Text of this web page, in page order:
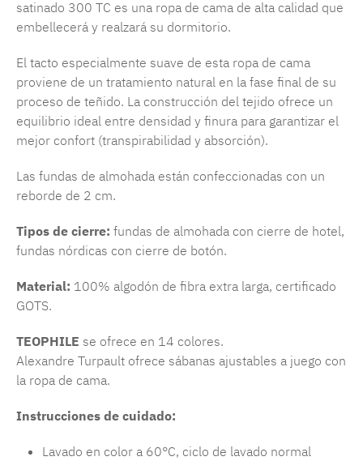
satinado 300 TC es una ropa de cama de alta calidad que
embellecerá y realzará su dormitorio.
El tacto especialmente suave de esta ropa de cama
proviene de un tratamiento natural en la fase final de su
proceso de teñido. La construcción del tejido ofrece un
equilibrio ideal entre densidad y finura para garantizar el
mejor confort (transpirabilidad y absorción).
Las fundas de almohada están confeccionadas con un
reborde de 2 cm.
Tipos de cierre: fundas de almohada con cierre de hotel,
fundas nórdicas con cierre de botón.
Material: 100% algodón de fibra extra larga, certificado
GOTS.
TEOPHILE se ofrece en 14 colores.
Alexandre Turpault ofrece sábanas ajustables a juego con
la ropa de cama.
Instrucciones de cuidado:
Lavado en color a 60°C, ciclo de lavado normal